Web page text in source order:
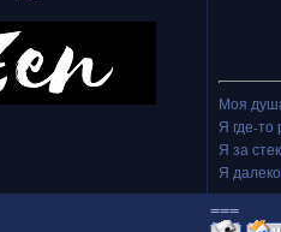
Моя
Я где-то
Я за
Я
===